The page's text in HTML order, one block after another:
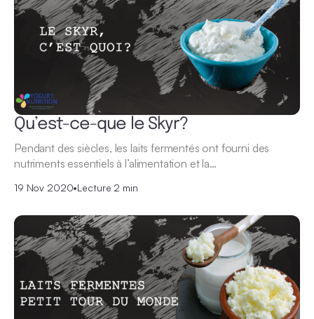
Qu’est-ce-que le Skyr?
Pendant des siècles, les laits fermentés ont fourni des
nutriments essentiels à l’alimentation et la…
19 Nov 2020•Lecture 2 min